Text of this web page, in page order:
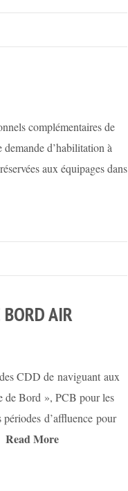
complémentaires de
d’habilitation à
aux équipages dans
AIR
CDD de naviguant aux
de Bord », PCB pour les
d’affluence pour
Read More